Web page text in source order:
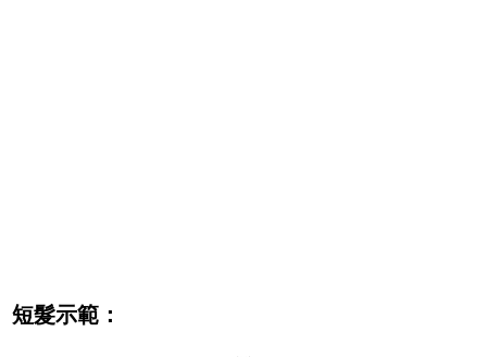
短髮示範：